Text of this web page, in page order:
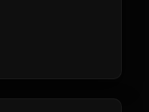
1 Clases